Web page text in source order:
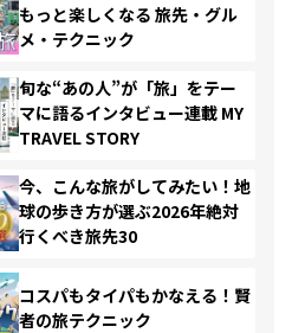
もっと楽しくなる 旅先・グル
メ・テクニック
旬な“あの人”が「旅」をテー
マに語るインタビュー連載 MY
TRAVEL STORY
今、こんな旅がしてみたい！地
球の歩き方が選ぶ2026年絶対
行くべき旅先30
コスパもタイパもかなえる！賢
者の旅テクニック